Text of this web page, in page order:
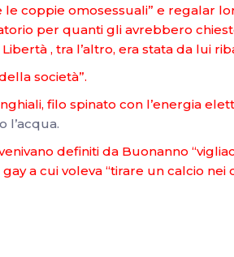
le coppie omosessuali” e regalar
per quanti gli avrebbero
, tra l’altro, era stata da lui
società”.
filo spinato con l’energia
l’acqua.
definiti da Buonanno
gay a cui voleva “tirare un calcio nei